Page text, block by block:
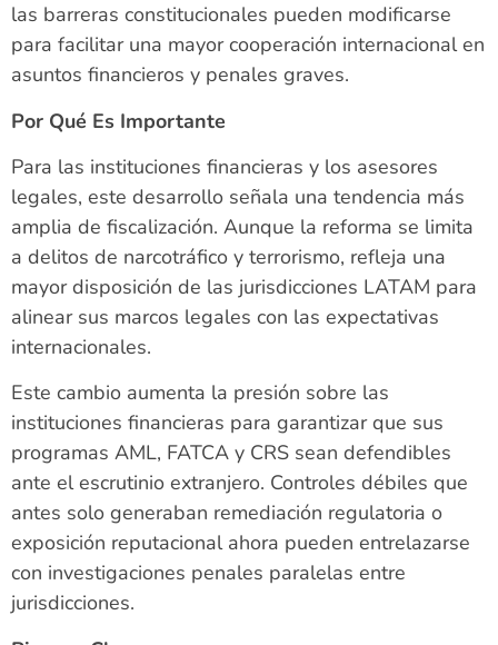
las barreras constitucionales pueden modificarse
para facilitar una mayor cooperación internacional en
asuntos financieros y penales graves.
Por Qué Es Importante
Para las instituciones financieras y los asesores
legales, este desarrollo señala una tendencia más
amplia de fiscalización. Aunque la reforma se limita
a delitos de narcotráfico y terrorismo, refleja una
mayor disposición de las jurisdicciones LATAM para
alinear sus marcos legales con las expectativas
internacionales.
Este cambio aumenta la presión sobre las
instituciones financieras para garantizar que sus
programas AML, FATCA y CRS sean defendibles
ante el escrutinio extranjero. Controles débiles que
antes solo generaban remediación regulatoria o
exposición reputacional ahora pueden entrelazarse
con investigaciones penales paralelas entre
jurisdicciones.